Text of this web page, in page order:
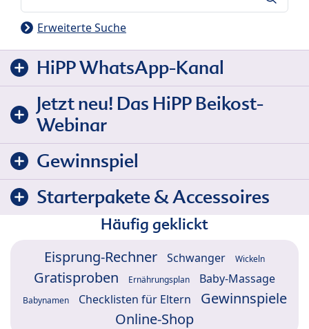
Erweiterte Suche
HiPP WhatsApp-Kanal
Jetzt neu! Das HiPP Beikost-
Webinar
Gewinnspiel
Starterpakete & Accessoires
Häufig geklickt
Eisprung-Rechner Schwanger Wickeln
Gratisproben Ernährungsplan Baby-Massage
Babynamen Checklisten für Eltern
Gewinnspiele
Online-Shop